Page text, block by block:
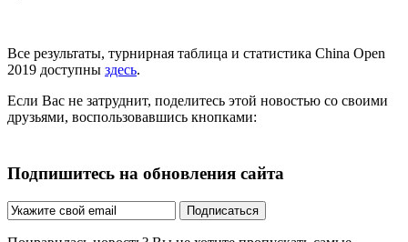
Все результаты, турнирная таблица и статистика China Open
2019 доступны здесь.
Если Вас не затруднит, поделитесь этой новостью со своими
друзьями, воспользовавшись кнопками:
Подпишитесь на обновления сайта
Подписаться